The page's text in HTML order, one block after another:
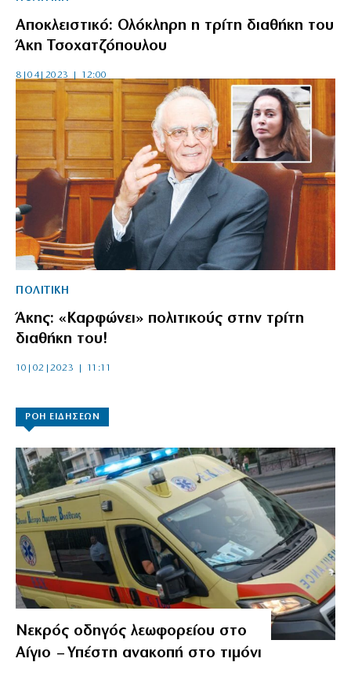
Αποκλειστικό: Ολόκληρη η τρίτη διαθήκη του
Άκη Τσοχατζόπουλου
8|04|2023 | 12:00
ΠΟΛΙΤΙΚΗ
Άκης: «Καρφώνει» πολιτικούς στην τρίτη
διαθήκη του!
10|02|2023 | 11:11
ΡΟΗ ΕΙΔΗΣΕΩΝ
Νεκρός οδηγός λεωφορείου στο
Αίγιο – Υπέστη ανακοπή στο τιμόνι